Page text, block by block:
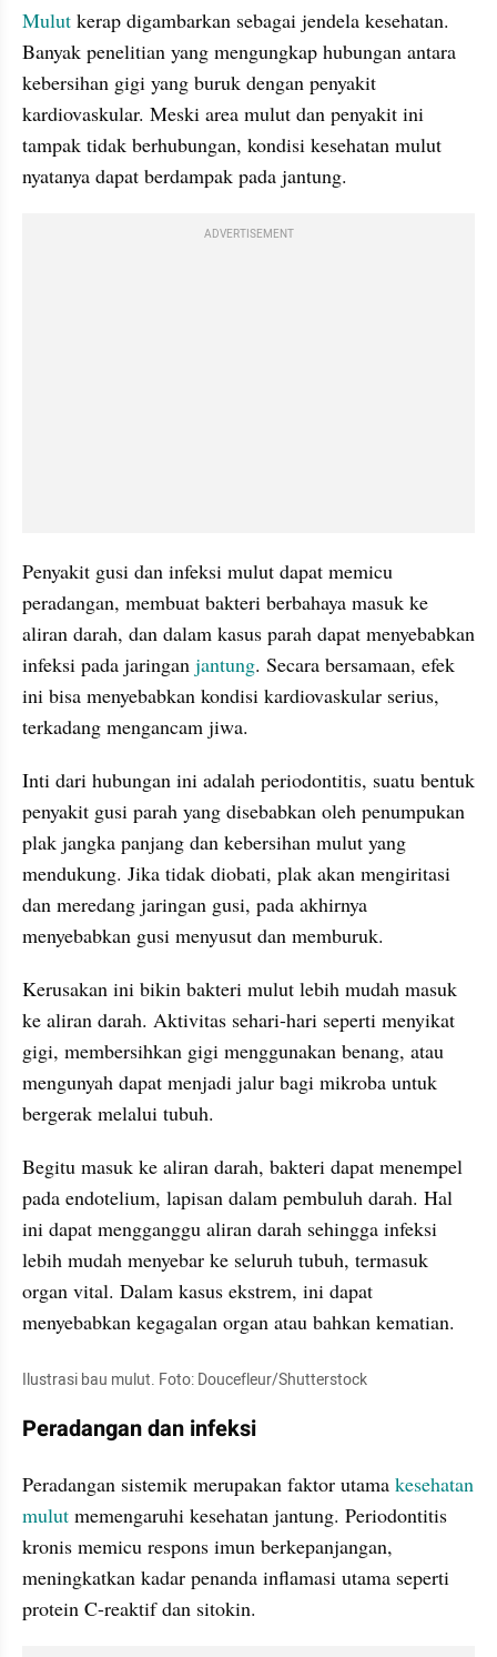
Mulut kerap digambarkan sebagai jendela kesehatan.
Banyak penelitian yang mengungkap hubungan antara
kebersihan gigi yang buruk dengan penyakit
kardiovaskular. Meski area mulut dan penyakit ini
tampak tidak berhubungan, kondisi kesehatan mulut
nyatanya dapat berdampak pada jantung.
ADVERTISEMENT
Penyakit gusi dan infeksi mulut dapat memicu
peradangan, membuat bakteri berbahaya masuk ke
aliran darah, dan dalam kasus parah dapat menyebabkan
infeksi pada jaringan jantung. Secara bersamaan, efek
ini bisa menyebabkan kondisi kardiovaskular serius,
terkadang mengancam jiwa.
Inti dari hubungan ini adalah periodontitis, suatu bentuk
penyakit gusi parah yang disebabkan oleh penumpukan
plak jangka panjang dan kebersihan mulut yang
mendukung. Jika tidak diobati, plak akan mengiritasi
dan meredang jaringan gusi, pada akhirnya
menyebabkan gusi menyusut dan memburuk.
Kerusakan ini bikin bakteri mulut lebih mudah masuk
ke aliran darah. Aktivitas sehari-hari seperti menyikat
gigi, membersihkan gigi menggunakan benang, atau
mengunyah dapat menjadi jalur bagi mikroba untuk
bergerak melalui tubuh.
Begitu masuk ke aliran darah, bakteri dapat menempel
pada endotelium, lapisan dalam pembuluh darah. Hal
ini dapat mengganggu aliran darah sehingga infeksi
lebih mudah menyebar ke seluruh tubuh, termasuk
organ vital. Dalam kasus ekstrem, ini dapat
menyebabkan kegagalan organ atau bahkan kematian.
Ilustrasi bau mulut. Foto: Doucefleur/Shutterstock
Peradangan dan infeksi
Peradangan sistemik merupakan faktor utama kesehatan
mulut memengaruhi kesehatan jantung. Periodontitis
kronis memicu respons imun berkepanjangan,
meningkatkan kadar penanda inflamasi utama seperti
protein C-reaktif dan sitokin.